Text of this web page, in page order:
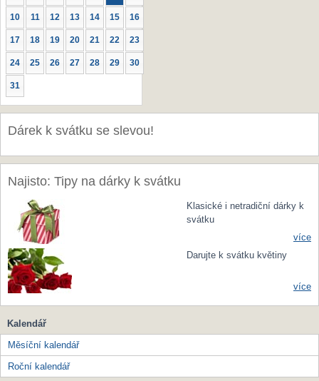
10 11 12 13 14 15 16
17 18 19 20 21 22 23
24 25 26 27 28 29 30
31
Dárek k svátku se slevou!
Najisto: Tipy na dárky k svátku
Klasické i netradiční dárky k
svátku
více
Darujte k svátku květiny
více
Kalendář
Měsíční kalendář
Roční kalendář